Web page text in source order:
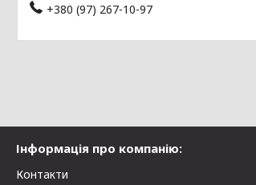
+380 (97) 267-10-97
Інформація про компанію:
Контакти